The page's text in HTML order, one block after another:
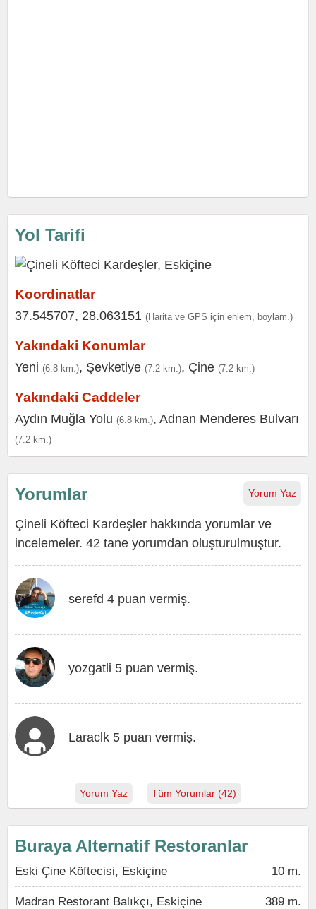
Yol Tarifi
Koordinatlar
37.545707, 28.063151 (Harita ve GPS için enlem, boylam.)
Yakındaki Konumlar
Yeni (6.8 km.), Şevketiye (7.2 km.), Çine (7.2 km.)
Yakındaki Caddeler
Aydın Muğla Yolu (6.8 km.), Adnan Menderes Bulvarı
(7.2 km.)
Yorum Yaz
Yorumlar
Çineli Köfteci Kardeşler hakkında yorumlar ve
incelemeler. 42 tane yorumdan oluşturulmuştur.
serefd 4 puan vermiş.
yozgatli 5 puan vermiş.
Laraclk 5 puan vermiş.
Yorum Yaz Tüm Yorumlar (42)
Buraya Alternatif Restoranlar
Eski Çine Köftecisi, Eskiçine 10 m.
Madran Restorant Balıkçı, Eskiçine 389 m.